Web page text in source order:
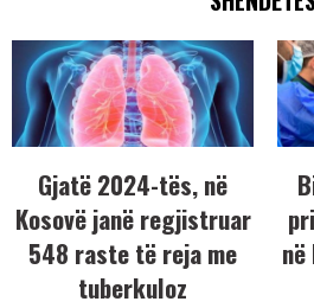
Gjatë 2024-tës, në
Kosovë janë regjistruar
548 raste të reja me
tuberkuloz